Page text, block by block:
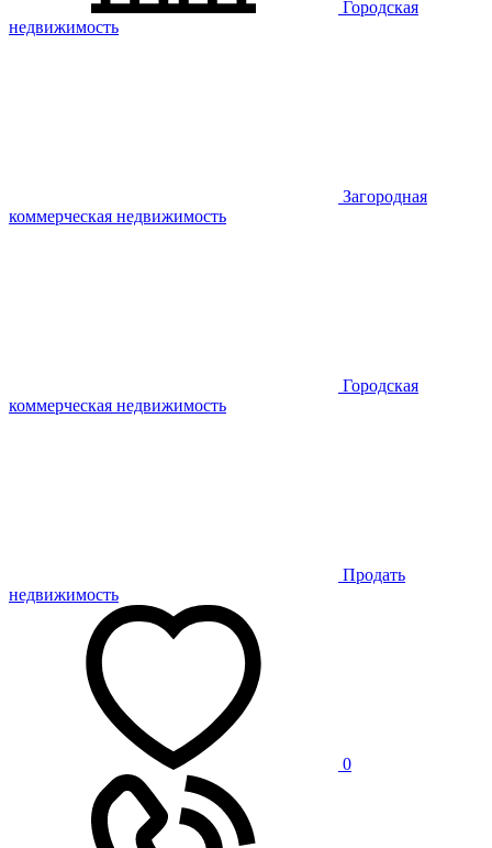
Городская
недвижимость
Загородная
коммерческая недвижимость
Городская
коммерческая недвижимость
Продать
недвижимость
0